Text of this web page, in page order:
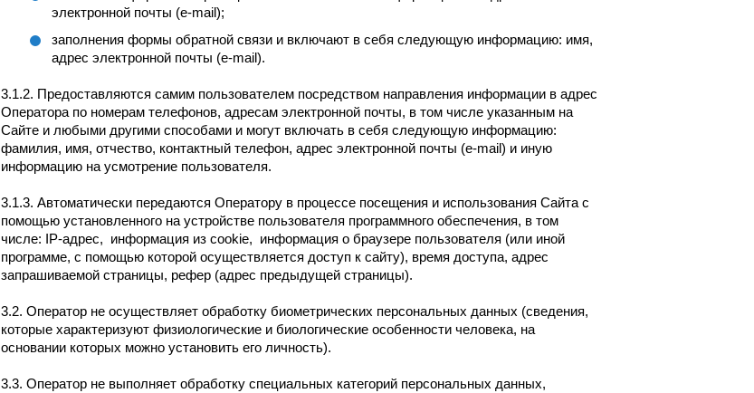
электронной почты (e-mail);
заполнения формы обратной связи и включают в себя следующую информацию: имя,
адрес электронной почты (e-mail).
3.1.2. Предоставляются самим пользователем посредством направления информации в адрес
Оператора по номерам телефонов, адресам электронной почты, в том числе указанным на
Сайте и любыми другими способами и могут включать в себя следующую информацию:
фамилия, имя, отчество, контактный телефон, адрес электронной почты (e-mail) и иную
информацию на усмотрение пользователя.
3.1.3. Автоматически передаются Оператору в процессе посещения и использования Сайта с
помощью установленного на устройстве пользователя программного обеспечения, в том
числе: IP-адрес, информация из cookie, информация о браузере пользователя (или иной
программе, с помощью которой осуществляется доступ к сайту), время доступа, адрес
запрашиваемой страницы, рефер (адрес предыдущей страницы).
3.2. Оператор не осуществляет обработку биометрических персональных данных (сведения,
которые характеризуют физиологические и биологические особенности человека, на
основании которых можно установить его личность).
3.3. Оператор не выполняет обработку специальных категорий персональных данных,